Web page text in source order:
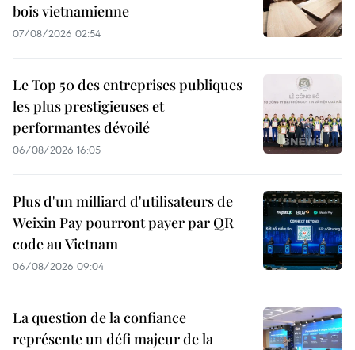
bois vietnamienne
07/08/2026 02:54
Le Top 50 des entreprises publiques
les plus prestigieuses et
performantes dévoilé
06/08/2026 16:05
Plus d'un milliard d'utilisateurs de
Weixin Pay pourront payer par QR
code au Vietnam
06/08/2026 09:04
La question de la confiance
représente un défi majeur de la